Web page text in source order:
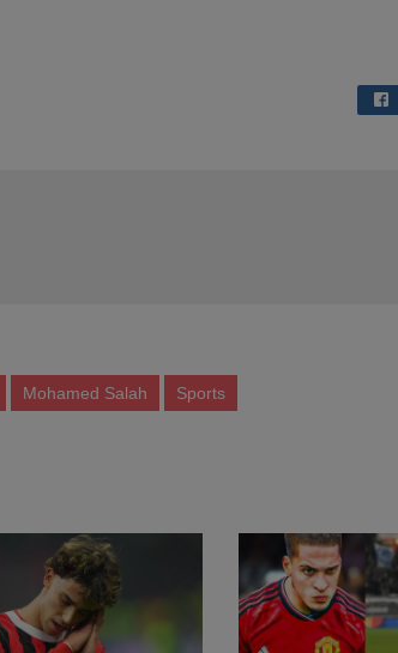
Mohamed Salah Sports